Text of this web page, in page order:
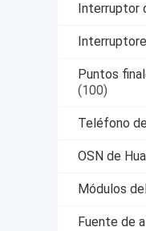
Interruptor
Puntos
(100)
Teléfono
OSN de
Módulos
Fuente de